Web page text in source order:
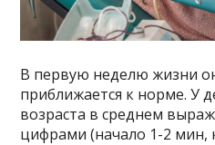
В первую неделю жизни
приближается к норме. У
возраста в среднем
цифрами (начало 1-2 мин,